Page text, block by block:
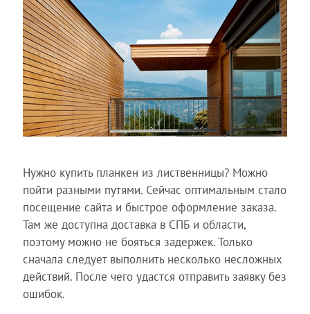
Нужно купить планкен из лиственницы? Можно
пойти разными путями. Сейчас оптимальным стало
посещение сайта и быстрое оформление заказа.
Там же доступна доставка в СПБ и области,
поэтому можно не бояться задержек. Только
сначала следует выполнить несколько несложных
действий. После чего удастся отправить заявку без
ошибок.